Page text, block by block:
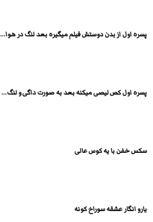
پسره اول از بدن دوستش فیلم میگیره بعد لنگ در هوا...
پسره اول کص لیصی میکنه بعد به صورت داگی و لنگ...
سکس خفن با یه کوس عالی
یارو انگار عشقه سوراخ کونه